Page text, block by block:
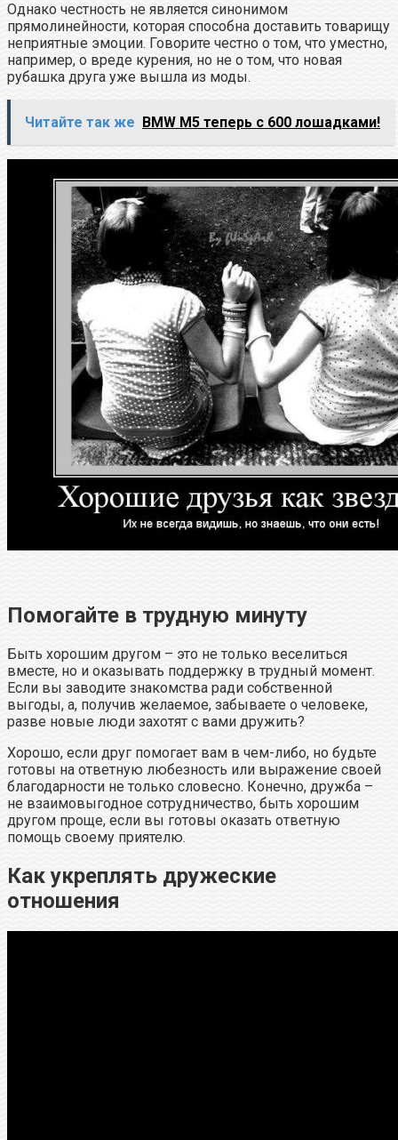
Однако честность не является синонимом
прямолинейности, которая способна доставить товарищу
неприятные эмоции. Говорите честно о том, что уместно,
например, о вреде курения, но не о том, что новая
рубашка друга уже вышла из моды.
Читайте так же BMW M5 теперь с 600 лошадками!
Помогайте в трудную минуту
Быть хорошим другом – это не только веселиться
вместе, но и оказывать поддержку в трудный момент.
Если вы заводите знакомства ради собственной
выгоды, а, получив желаемое, забываете о человеке,
разве новые люди захотят с вами дружить?
Хорошо, если друг помогает вам в чем-либо, но будьте
готовы на ответную любезность или выражение своей
благодарности не только словесно. Конечно, дружба –
не взаимовыгодное сотрудничество, быть хорошим
другом проще, если вы готовы оказать ответную
помощь своему приятелю.
Как укреплять дружеские
отношения